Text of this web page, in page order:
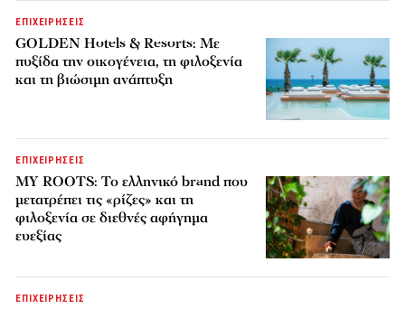
ΕΠΙΧΕΙΡΗΣΕΙΣ
GOLDEN Hotels & Resorts: Με
πυξίδα την οικογένεια, τη φιλοξενία
και τη βιώσιμη ανάπτυξη
ΕΠΙΧΕΙΡΗΣΕΙΣ
MY ROOTS: Το ελληνικό brand που
μετατρέπει τις «ρίζες» και τη
φιλοξενία σε διεθνές αφήγημα
ευεξίας
ΕΠΙΧΕΙΡΗΣΕΙΣ